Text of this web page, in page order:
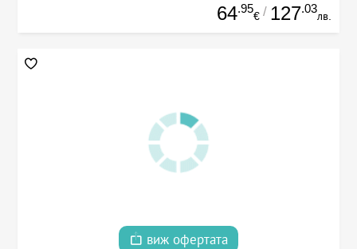
64.95
€ / 127.03
лв.
виж офертата